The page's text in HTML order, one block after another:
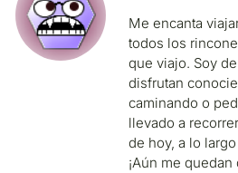
Me encanta
todos los
que viajo. Soy
disfrutan
caminando o
llevado a
de hoy, a lo
¡Aún me